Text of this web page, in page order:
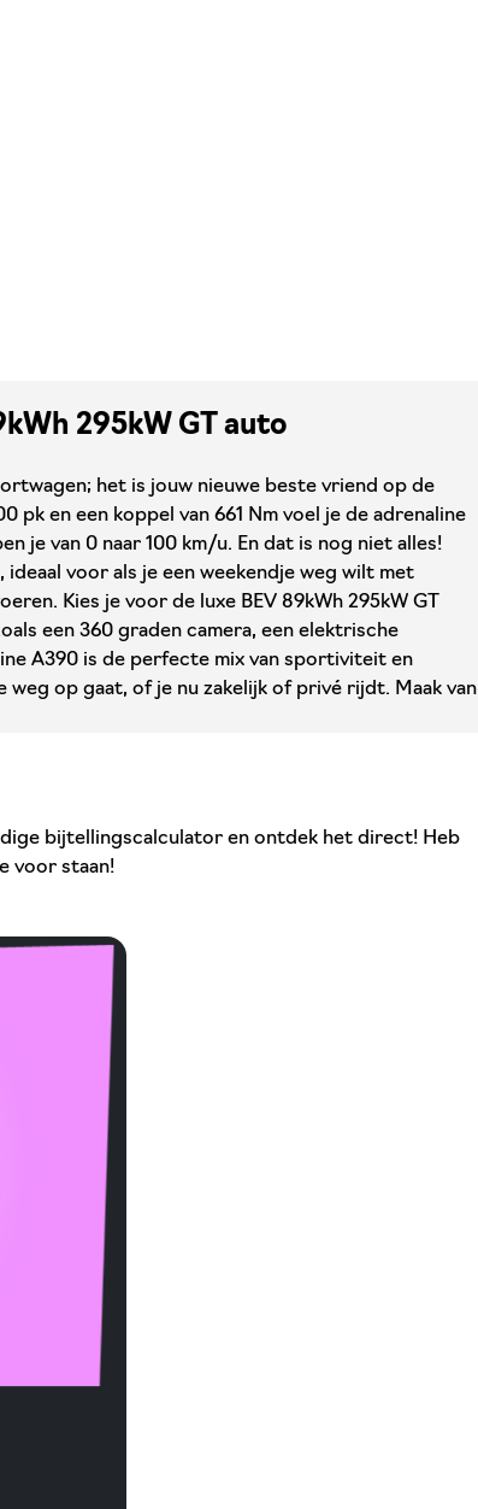
295kW GT auto
het is jouw nieuwe beste vriend op de
pk en een koppel van 661 Nm voel je de adrenaline
je van 0 naar 100 km/u. En dat is nog niet alles!
ideaal voor als je een weekendje weg wilt met
Kies je voor de luxe BEV 89kWh 295kW GT
een 360 graden camera, een elektrische
A390 is de perfecte mix van sportiviteit en
op gaat, of je nu zakelijk of privé rijdt. Maak van
bijtellingscalculator en ontdek het direct! Heb
voor staan!